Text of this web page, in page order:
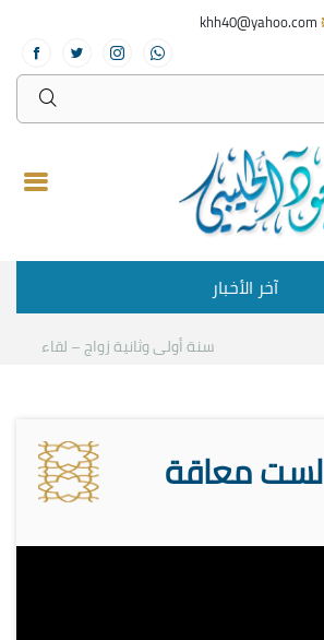
آخر الأخبار
سنة أولى وثانية زواج – لقاء مع
لست معاقة